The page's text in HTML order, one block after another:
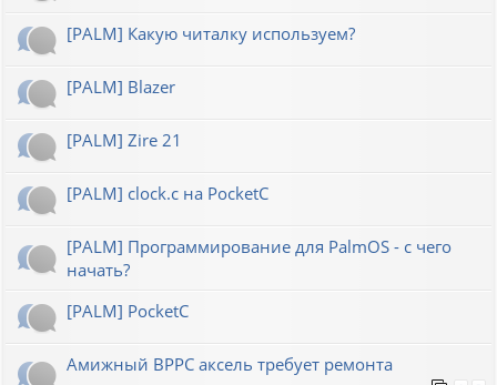
[PALM] Какую читалку используем?
[PALM] Blazer
[PALM] Zire 21
[PALM] clock.c на PocketC
[PALM] Программирование для PalmOS - с чего
начать?
[PALM] PocketC
Амижный BPPC аксель требует ремонта